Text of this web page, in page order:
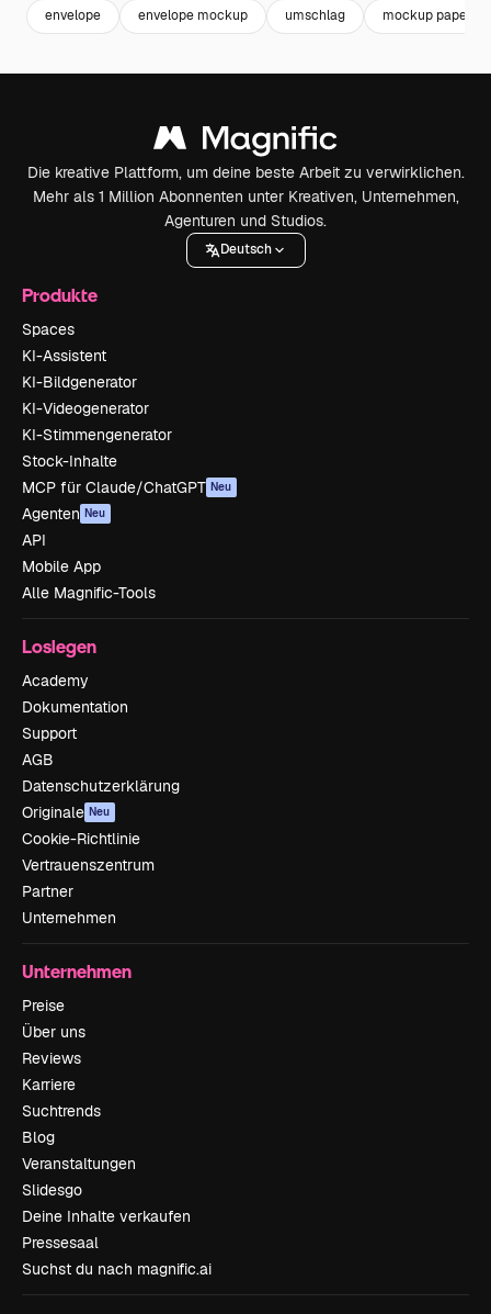
envelope envelope mockup umschlag mockup paper
Die kreative Plattform, um deine beste Arbeit zu verwirklichen.
Mehr als 1 Million Abonnenten unter Kreativen, Unternehmen,
Agenturen und Studios.
Deutsch
Produkte
Spaces
KI-Assistent
KI-Bildgenerator
KI-Videogenerator
KI-Stimmengenerator
Stock-Inhalte
MCP für Claude/ChatGPT Neu
Agenten Neu
API
Mobile App
Alle Magnific-Tools
Loslegen
Academy
Dokumentation
Support
AGB
Datenschutzerklärung
Originale Neu
Cookie-Richtlinie
Vertrauenszentrum
Partner
Unternehmen
Unternehmen
Preise
Über uns
Reviews
Karriere
Suchtrends
Blog
Veranstaltungen
Slidesgo
Deine Inhalte verkaufen
Pressesaal
Suchst du nach magnific.ai